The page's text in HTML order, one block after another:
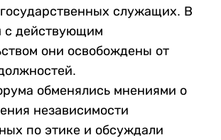
служащих. В
с действующим
они освобождены от
обменялись мнениями о
независимости
по этике и обсуждали